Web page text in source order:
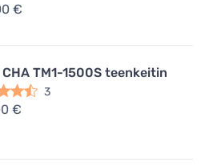
€
CHA TM1-1500S teenkeitin
3
€